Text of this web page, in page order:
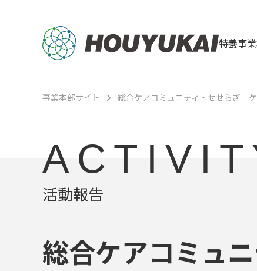
特養事
事業本部サイト 総合ケアコミュニティ・せせらぎ
活動報告
総合ケアコミュ